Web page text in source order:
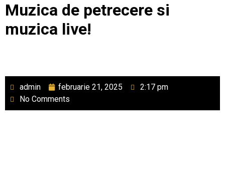
Muzica de petrecere si
muzica live!
admin februarie 21, 2025
2:17 pm
No Comments